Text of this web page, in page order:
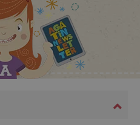
CookieScript
www.agatinsvet.cz